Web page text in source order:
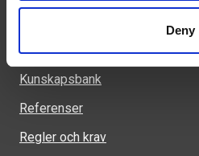
Deny
Genvägar
Kunskapsbank
Referenser
Regler och krav